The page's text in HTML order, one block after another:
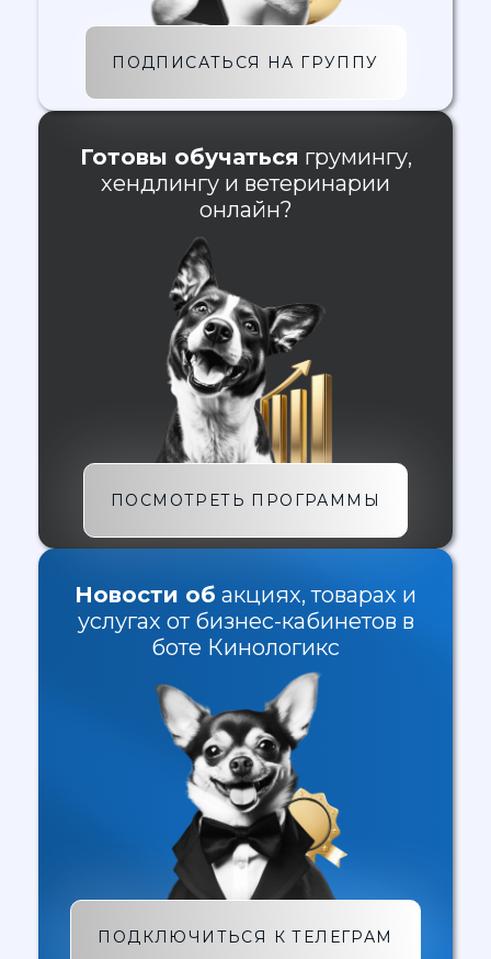
ПОДПИСАТЬСЯ НА ГРУППУ
Готовы обучаться грумингу,
хендлингу и ветеринарии
онлайн?
ПОСМОТРЕТЬ ПРОГРАММЫ
Новости об акциях, товарах и
услугах от бизнес-кабинетов в
боте Кинологикс
ПОДКЛЮЧИТЬСЯ К ТЕЛЕГРАМ